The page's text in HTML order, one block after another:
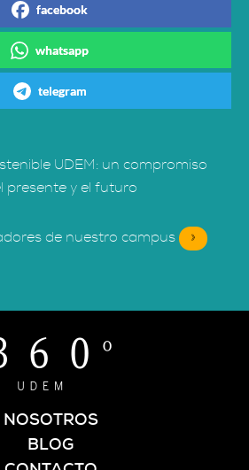
facebook
whatsapp
telegram
UDEM: un compromiso
presente y el futuro
de nuestro campus »
NOSOTROS
BLOG